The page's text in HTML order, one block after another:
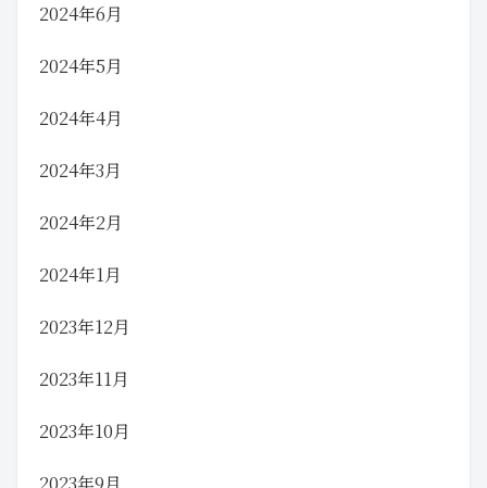
2024年6月
2024年5月
2024年4月
2024年3月
2024年2月
2024年1月
2023年12月
2023年11月
2023年10月